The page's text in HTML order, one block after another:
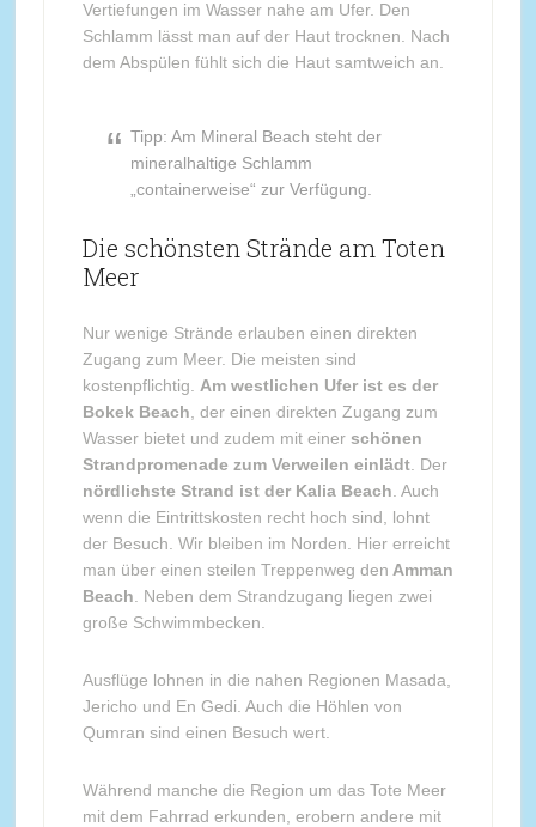
Vertiefungen im Wasser nahe am Ufer. Den
Schlamm lässt man auf der Haut trocknen. Nach
dem Abspülen fühlt sich die Haut samtweich an.
Tipp: Am Mineral Beach steht der
mineralhaltige Schlamm
„containerweise“ zur Verfügung.
Die schönsten Strände am Toten
Meer
Nur wenige Strände erlauben einen direkten
Zugang zum Meer. Die meisten sind
kostenpflichtig. Am westlichen Ufer ist es der
Bokek Beach , der einen direkten Zugang zum
Wasser bietet und zudem mit einer schönen
Strandpromenade zum Verweilen einlädt. Der
nördlichste Strand ist der Kalia Beach . Auch
wenn die Eintrittskosten recht hoch sind, lohnt
der Besuch. Wir bleiben im Norden. Hier erreicht
man über einen steilen Treppenweg den Amman
Beach . Neben dem Strandzugang liegen zwei
große Schwimmbecken.
Ausflüge lohnen in die nahen Regionen Masada,
Jericho und En Gedi. Auch die Höhlen von
Qumran sind einen Besuch wert.
Während manche die Region um das Tote Meer
mit dem Fahrrad erkunden, erobern andere mit